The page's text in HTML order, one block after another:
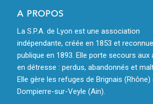
A PROPOS
La S.P.A. de Lyon est une association
indépendante, créée en 1853 et
publique en 1893. Elle porte secours aux
en détresse : perdus, abandonnés et
Elle gère les refuges de Brignais (Rhône)
Dompierre-sur-Veyle (Ain).